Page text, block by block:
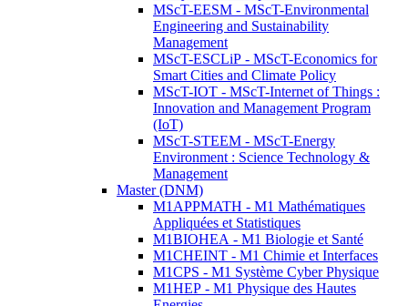
MScT-EESM - MScT-Environmental
Engineering and Sustainability
Management
MScT-ESCLiP - MScT-Economics for
Smart Cities and Climate Policy
MScT-IOT - MScT-Internet of Things :
Innovation and Management Program
(IoT)
MScT-STEEM - MScT-Energy
Environment : Science Technology &
Management
Master (DNM)
M1APPMATH - M1 Mathématiques
Appliquées et Statistiques
M1BIOHEA - M1 Biologie et Santé
M1CHEINT - M1 Chimie et Interfaces
M1CPS - M1 Système Cyber Physique
M1HEP - M1 Physique des Hautes